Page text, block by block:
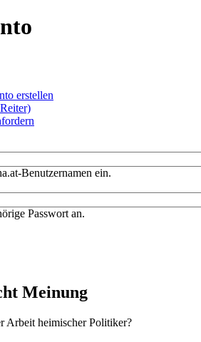
erstellen
Benutzernamen ein.
Passwort an.
Meinung
Arbeit heimischer Politiker?